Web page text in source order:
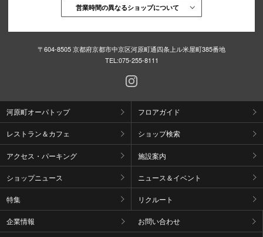
営業時間の異なるショップについて
〒604-8505 京都府京都市中京区河原町通四条上ル米屋町385番地
TEL:075-255-8111
河原町オーパトップ フロアガイド
レストラン＆カフェ ショップ検索
アクセス・パーキング 施設案内
ショップニュース ニュース＆イベント
特集 リクルート
企業情報 お問い合わせ